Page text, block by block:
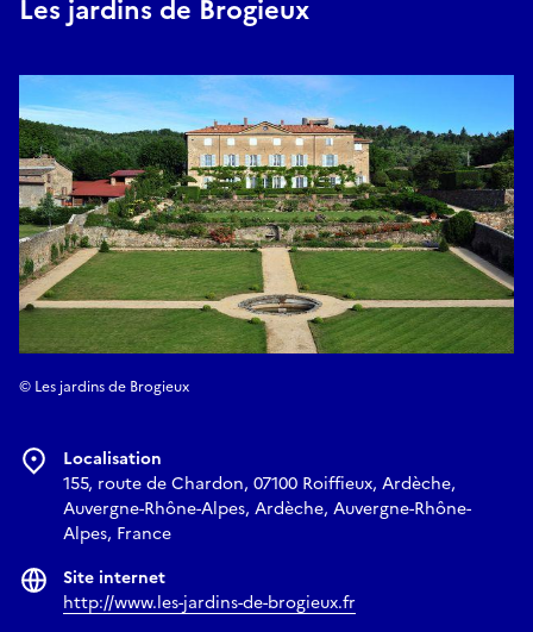
Les jardins de Brogieux
© Les jardins de Brogieux
Localisation
155, route de Chardon, 07100 Roiffieux, Ardèche,
Auvergne-Rhône-Alpes, Ardèche, Auvergne-Rhône-
Alpes, France
Site internet
http://www.les-jardins-de-brogieux.fr